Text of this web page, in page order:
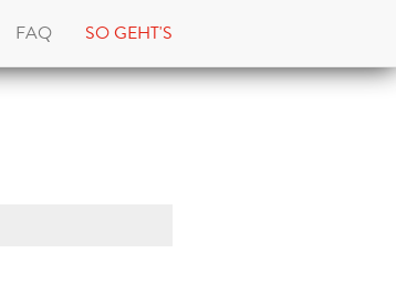
FAQ SO GEHT'S